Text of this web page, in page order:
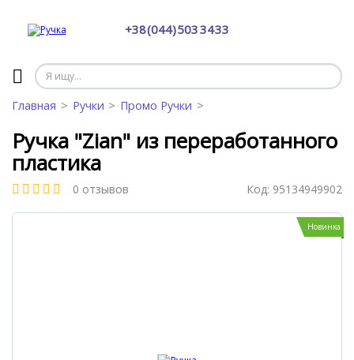
+38 (044) 503 34 33
Главная Ручки Промо Ручки
Ручка "Zian" из переработанного
пластика
0 отзывов Код: 95134949902
Новинка